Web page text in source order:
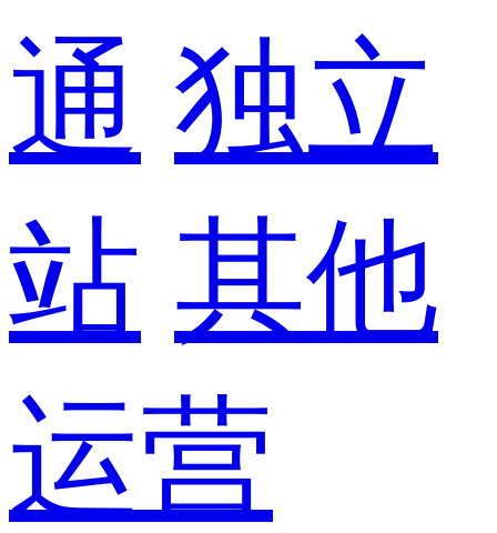
通 独立
站 其他
运营